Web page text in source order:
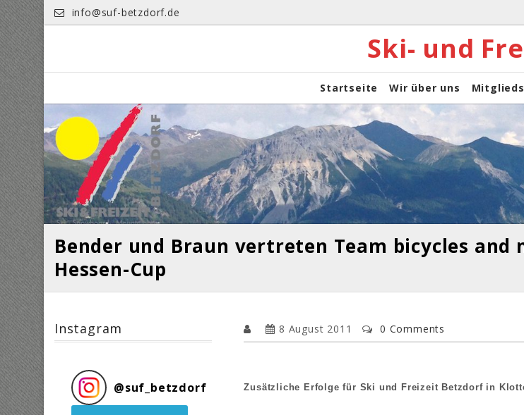
Skip
to
info@suf-betzdorf.de
Ski- und
Startseite Wir über uns
Bender und Braun vertreten Team bicycles
Hessen-Cup
8 August 2011 0 Comments
Zusätzliche Erfolge für Ski und Freizeit Betzdorf in
Instagram
@suf_betzdorf